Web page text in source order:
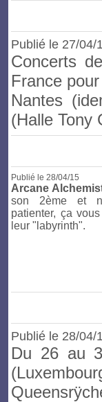
Publié le 27/04/
Concerts de
France
Nantes
(Halle Tony
Publié le 28/04/15
Arcane
son 2ème et
patienter, ça
leur "labyrinth".
Publié le 28/04/
Du 26 au